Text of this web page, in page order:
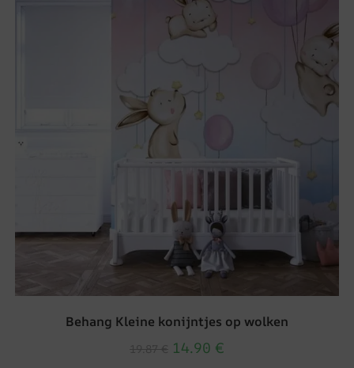
Behang Kleine konijntjes op wolken
14.90 €